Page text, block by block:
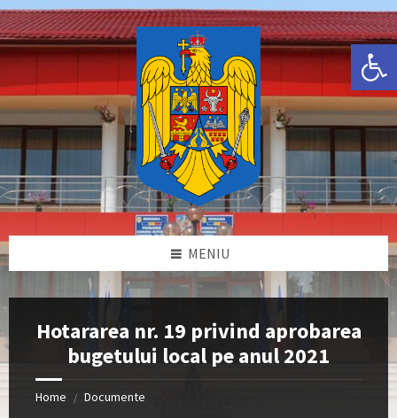
Deschide bara de unelte
Skip
to
content
Skip
to
left
sidebar
Skip
to
right
sidebar
Skip
to
footer
MENIU
Hotararea nr. 19 privind aprobarea
bugetului local pe anul 2021
Home / Documente